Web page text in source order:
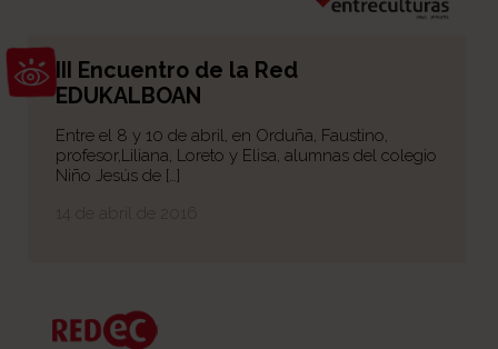
Abrir barra de herramientas
III Encuentro de la Red
EDUKALBOAN
Entre el 8 y 10 de abril, en Orduña, Faustino,
profesor,Liliana, Loreto y Elisa, alumnas del colegio
Niño Jesús de […]